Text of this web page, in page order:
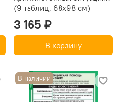
(9 таблиц, 68х98 см)
3 165 ₽
В корзину
В наличии